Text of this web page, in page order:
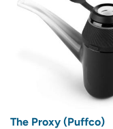
The Proxy (Puffco)